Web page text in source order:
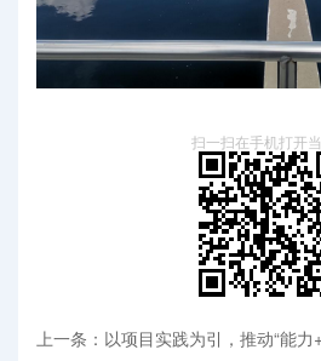
扫一扫在手机打开
上一条：以项目实践为引，推动“能力